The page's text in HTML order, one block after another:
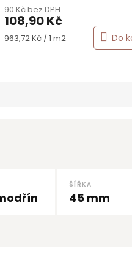
90 Kč bez DPH
108,90 Kč
Měrná
963,72 Kč / 1 m2 Do
ŠÍŘKA
45 mm